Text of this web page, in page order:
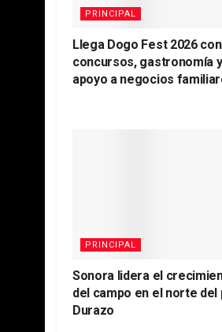
PRINCIPAL
Llega Dogo Fest 2026 con
concursos, gastronomía y
apoyo a negocios
PRINCIPAL
Sonora lidera el
del campo en el norte del
Durazo